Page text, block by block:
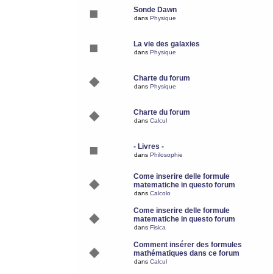
Sonde Dawn
dans Physique
La vie des galaxies
dans Physique
Charte du forum
dans Physique
Charte du forum
dans Calcul
- Livres -
dans Philosophie
Come inserire delle formule
matematiche in questo forum
dans Calcolo
Come inserire delle formule
matematiche in questo forum
dans Fisica
Comment insérer des formules
mathématiques dans ce forum
dans Calcul